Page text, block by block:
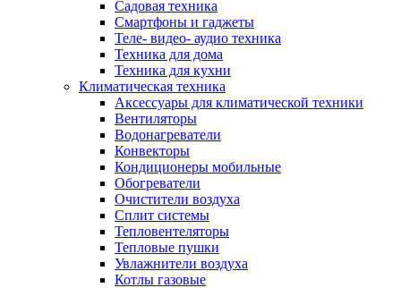
Садовая техника
Смартфоны и гаджеты
Теле- видео- аудио техника
Техника для дома
Техника для кухни
Климатическая техника
Аксессуары для климатической техники
Вентиляторы
Водонагреватели
Конвекторы
Кондиционеры мобильные
Обогреватели
Очистители воздуха
Сплит системы
Тепловентеляторы
Тепловые пушки
Увлажнители воздуха
Котлы газовые